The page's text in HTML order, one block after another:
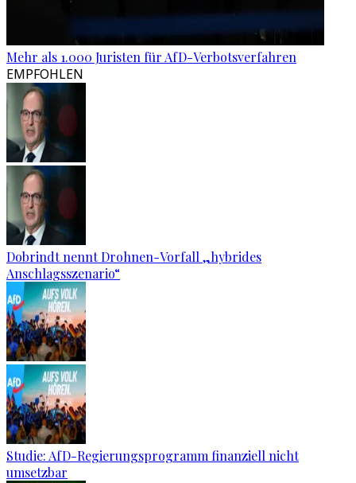
Mehr als 1.000 Juristen für AfD-Verbotsverfahren
EMPFOHLEN
Dobrindt nennt Drohnen-Vorfall „hybrides
Anschlagsszenario“
Studie: AfD-Regierungsprogramm finanziell nicht
umsetzbar